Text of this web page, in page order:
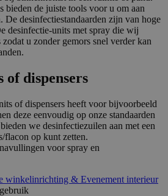
bieden de juiste tools voor u om aan
De desinfectiestandaarden zijn van hoge
desinfectie-units met spray die wij
u zonder gemors snel verder kan
of dispensers
of dispensers heeft voor bijvoorbeeld
deze eenvoudig op onze standaarden
we desinfectiezuilen aan met een
flacon op kunt zetten.
voor spray en
winkelinrichting & Evenement interieur